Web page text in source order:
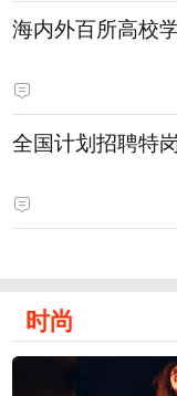
海内外百所高校
全国计划招聘特
时尚